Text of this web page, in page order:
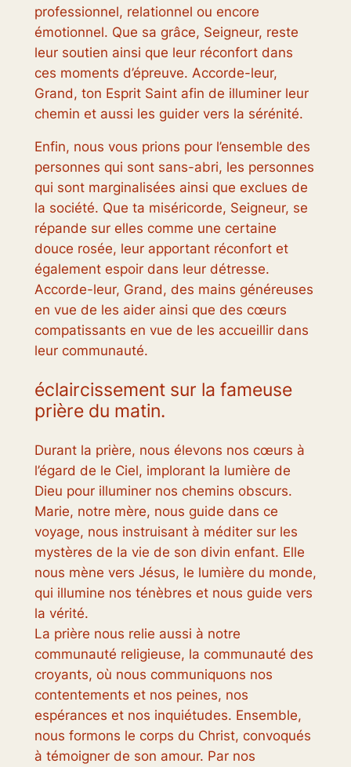
professionnel, relationnel ou encore
émotionnel. Que sa grâce, Seigneur, reste
leur soutien ainsi que leur réconfort dans
ces moments d’épreuve. Accorde-leur,
Grand, ton Esprit Saint afin de illuminer leur
chemin et aussi les guider vers la sérénité.
Enfin, nous vous prions pour l’ensemble des
personnes qui sont sans-abri, les personnes
qui sont marginalisées ainsi que exclues de
la société. Que ta miséricorde, Seigneur, se
répande sur elles comme une certaine
douce rosée, leur apportant réconfort et
également espoir dans leur détresse.
Accorde-leur, Grand, des mains généreuses
en vue de les aider ainsi que des cœurs
compatissants en vue de les accueillir dans
leur communauté.
éclaircissement sur la fameuse
prière du matin.
Durant la prière, nous élevons nos cœurs à
l’égard de le Ciel, implorant la lumière de
Dieu pour illuminer nos chemins obscurs.
Marie, notre mère, nous guide dans ce
voyage, nous instruisant à méditer sur les
mystères de la vie de son divin enfant. Elle
nous mène vers Jésus, le lumière du monde,
qui illumine nos ténèbres et nous guide vers
la vérité.
La prière nous relie aussi à notre
communauté religieuse, la communauté des
croyants, où nous communiquons nos
contentements et nos peines, nos
espérances et nos inquiétudes. Ensemble,
nous formons le corps du Christ, convoqués
à témoigner de son amour. Par nos